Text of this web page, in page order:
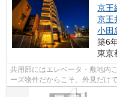
京王
京王
小田
築6
東京
共用部にはエレベータ・敷地内
ーズ物件だからこそ、外見だけ
ださい。外観タイル張りは、長